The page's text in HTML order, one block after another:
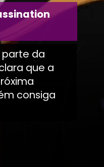
parte da
que a
consiga